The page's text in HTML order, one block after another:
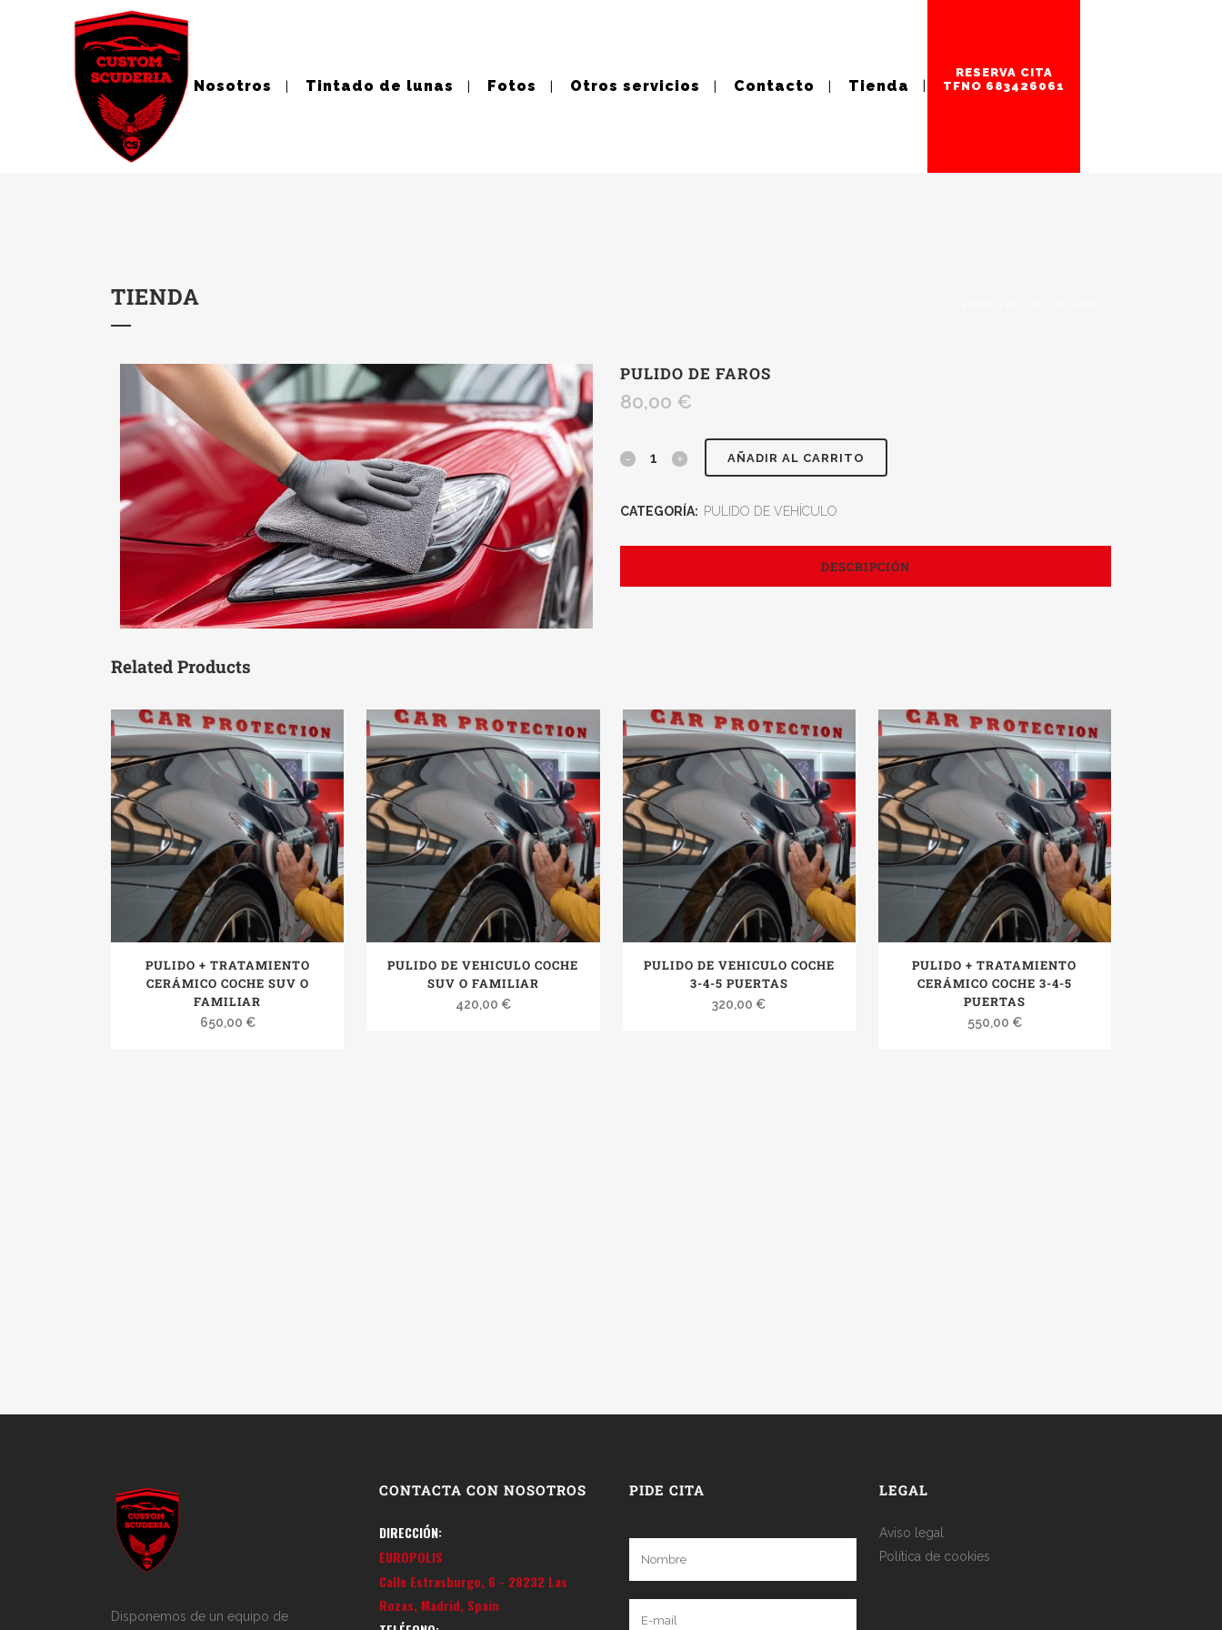
Nosotros Tintado de lunas Fotos Otros servicios Contacto Tienda
RESERVA CITA
TFNO 683426061
TIENDA
PULIDO DE FAROS
80,00 €
AÑADIR AL CARRITO
CATEGORÍA: PULIDO DE VEHÍCULO
DESCRIPCIÓN
Related Products
PULIDO + TRATAMIENTO
CERÁMICO COCHE SUV O
FAMILIAR
650,00 €
PULIDO DE VEHICULO COCHE
SUV O FAMILIAR
420,00 €
PULIDO DE VEHICULO COCHE
3-4-5 PUERTAS
320,00 €
PULIDO + TRATAMIENTO
CERÁMICO COCHE 3-4-5
PUERTAS
550,00 €
Disponemos de un equipo de
CONTACTA CON NOSOTROS
DIRECCIÓN:
EUROPOLIS
Calle Estrasburgo, 6 - 28232 Las
Rozas, Madrid, Spain
PIDE CITA LEGAL
Aviso legal
Política de cookies